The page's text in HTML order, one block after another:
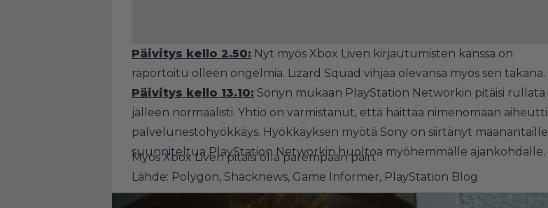
Päivitys kello 2.50: Nyt myös Xbox Liven kirjautumisten kanssa on
raportoitu olleen ongelmia. Lizard Squad vihjaa olevansa myös sen takana.
Päivitys kello 13.10: Sonyn mukaan PlayStation Networkin pitäisi rullata
jälleen normaalisti. Yhtiö on varmistanut, että haittaa nimenomaan aiheutti
palvelunestohyökkäys. Hyökkäyksen myötä Sony on siirtänyt maanantaille
suunniteltua PlayStation Networkin huoltoa myöhemmälle ajankohdalle.
Myös Xbox Liven pitäisi olla parempaan päin.
Lähde: Polygon, Shacknews, Game Informer, PlayStation Blog